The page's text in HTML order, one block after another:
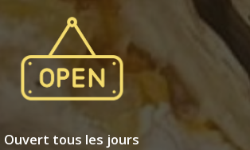
Ouvert tous les jours